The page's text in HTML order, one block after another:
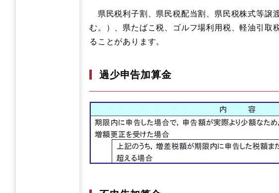
県民税利子割、県民税配当割、県民税株式等譲
む。）、県たばこ税、ゴルフ場利用税、軽油引取
ることがあります。
過少申告加算金